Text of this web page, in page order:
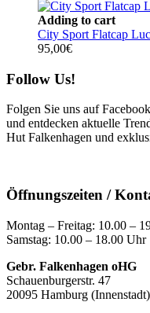
Adding to cart
City Sport Flatcap
95,00€
Follow Us!
Folgen Sie uns auf
und entdecken aktuelle
Hut Falkenhagen und
Öffnungszeiten /
Montag – Freitag: 10.00 –
Samstag: 10.00 – 18.00 Uhr
Gebr. Falkenhagen oHG
Schauenburgerstr. 47
20095 Hamburg (Innenstadt)